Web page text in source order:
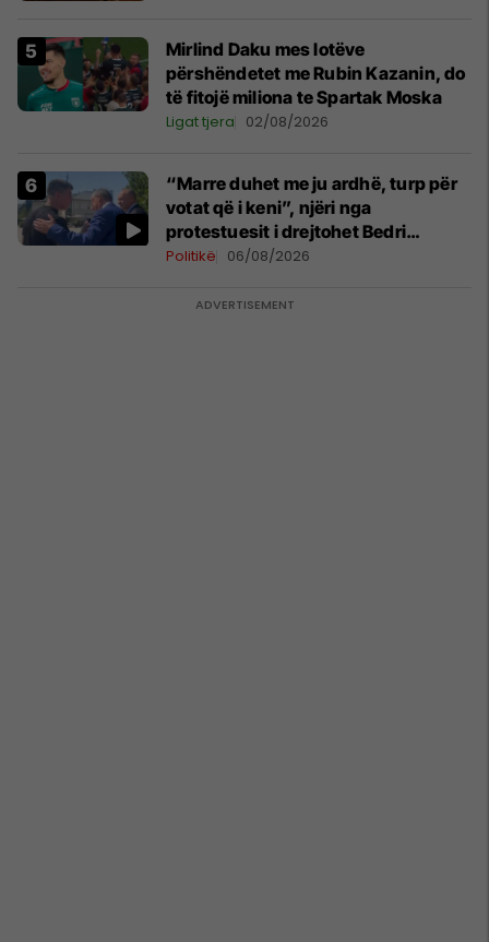
Mirlind Daku mes lotëve
përshëndetet me Rubin Kazanin, do
të fitojë miliona te Spartak Moska
Ligat tjera 02/08/2026
“Marre duhet me ju ardhë, turp për
votat që i keni”, njëri nga
protestuesit i drejtohet Bedri
Hamzës
Politikë 06/08/2026